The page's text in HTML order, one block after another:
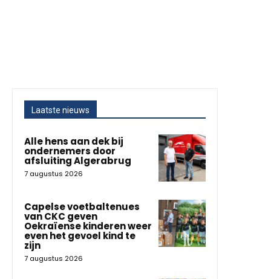
Laatste nieuws
Alle hens aan dek bij
ondernemers door
afsluiting Algerabrug
7 augustus 2026
Capelse voetbaltenues
van CKC geven
Oekraïense kinderen weer
even het gevoel kind te
zijn
7 augustus 2026